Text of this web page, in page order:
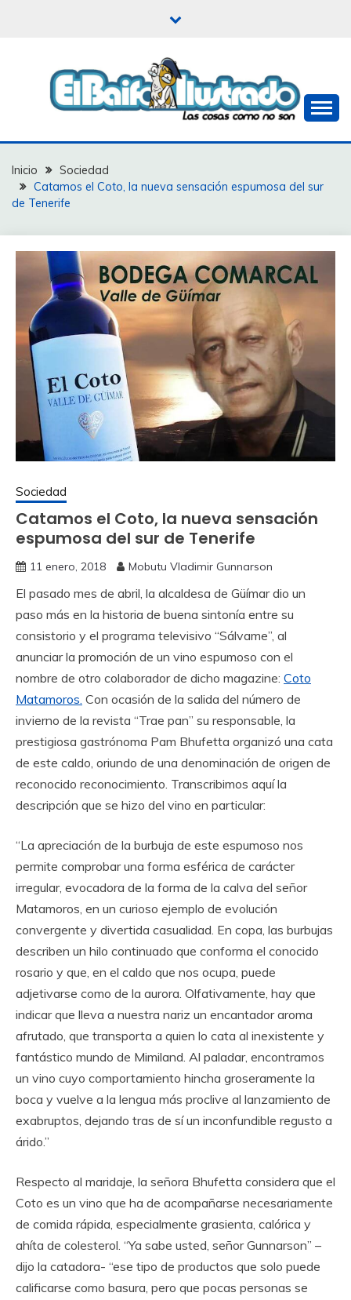
EL BAIFO ILUSTRADO
Inicio
Sociedad
Catamos el Coto, la nueva sensación espumosa del sur
de Tenerife
Sociedad
Catamos el Coto, la nueva sensación
espumosa del sur de Tenerife
11 enero, 2018 Mobutu Vladimir Gunnarson
El pasado mes de abril, la alcaldesa de Güímar dio un
paso más en la historia de buena sintonía entre su
consistorio y el programa televisivo “Sálvame”, al
anunciar la promoción de un vino espumoso con el
nombre de otro colaborador de dicho magazine: Coto
Matamoros. Con ocasión de la salida del número de
invierno de la revista “Trae pan” su responsable, la
prestigiosa gastrónoma Pam Bhufetta organizó una cata
de este caldo, oriundo de una denominación de origen de
reconocido reconocimiento. Transcribimos aquí la
descripción que se hizo del vino en particular:
“La apreciación de la burbuja de este espumoso nos
permite comprobar una forma esférica de carácter
irregular, evocadora de la forma de la calva del señor
Matamoros, en un curioso ejemplo de evolución
convergente y divertida casualidad. En copa, las burbujas
describen un hilo continuado que conforma el conocido
rosario y que, en el caldo que nos ocupa, puede
adjetivarse como de la aurora. Olfativamente, hay que
indicar que lleva a nuestra nariz un encantador aroma
afrutado, que transporta a quien lo cata al inexistente y
fantástico mundo de Mimiland. Al paladar, encontramos
un vino cuyo comportamiento hincha groseramente la
boca y vuelve a la lengua más proclive al lanzamiento de
exabruptos, dejando tras de sí un inconfundible regusto a
árido.”
Respecto al maridaje, la señora Bhufetta considera que el
Coto es un vino que ha de acompañarse necesariamente
de comida rápida, especialmente grasienta, calórica y
ahíta de colesterol. “Ya sabe usted, señor Gunnarson” –
dijo la catadora- “ese tipo de productos que solo puede
calificarse como basura, pero que pocas personas se